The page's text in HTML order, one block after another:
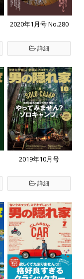
2020年1月号 No.280
詳細
2019年10月号
詳細